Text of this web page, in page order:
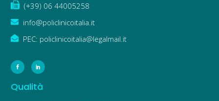
(+39) 06 44005258
info@policlinicoitalia.it
PEC: policlinicoitalia@legalmail.it
Qualità